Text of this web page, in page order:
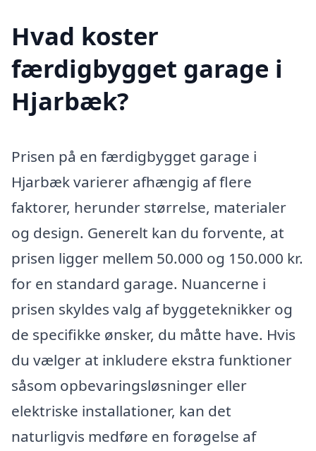
Hvad koster
færdigbygget garage i
Hjarbæk?
Prisen på en færdigbygget garage i
Hjarbæk varierer afhængig af flere
faktorer, herunder størrelse, materialer
og design. Generelt kan du forvente, at
prisen ligger mellem 50.000 og 150.000 kr.
for en standard garage. Nuancerne i
prisen skyldes valg af byggeteknikker og
de specifikke ønsker, du måtte have. Hvis
du vælger at inkludere ekstra funktioner
såsom opbevaringsløsninger eller
elektriske installationer, kan det
naturligvis medføre en forøgelse af